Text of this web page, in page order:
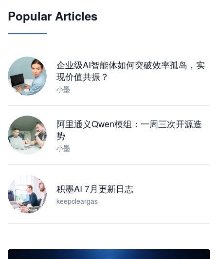
JimoClaw 桌面 AI Agent 工作台
Popular Articles
企业级AI智能体如何突破效率孤岛，实
现价值共振？
小墨
阿里通义Qwen模组：一周三次开源造
势
小墨
积墨AI 7月更新日志
keepcleargas